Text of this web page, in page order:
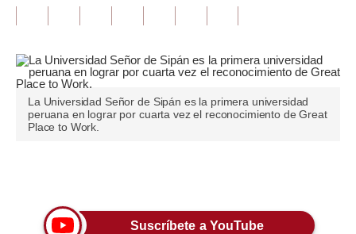
Opinión
Editorial
Tendencias
La Universidad Señor de Sipán es la primera universidad
peruana en lograr por cuarta vez el reconocimiento de Great
Place to Work.
Suscríbete a YouTube